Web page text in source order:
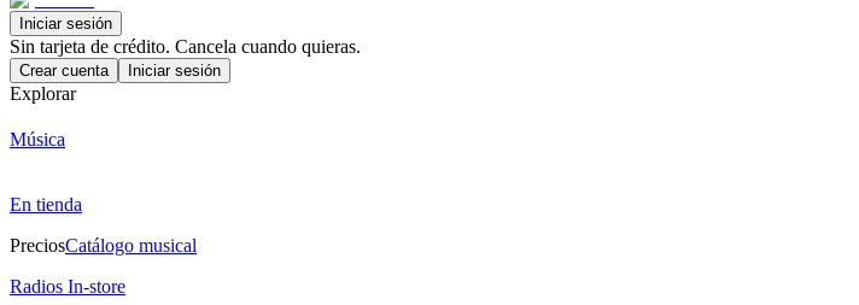
Iniciar sesión
Sin tarjeta de crédito. Cancela cuando quieras.
Crear cuenta Iniciar sesión
Explorar
Música
En tienda
PreciosCatálogo musical
Radios In-store